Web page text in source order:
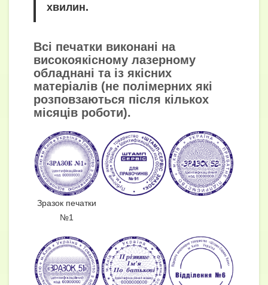
хвилин.
Всі печатки виконані на
високоякісному лазерному
обладнані та із якісних
матеріалів (не полімерних які
розповзаються після кількох
місяців роботи).
Зразок печатки
№1